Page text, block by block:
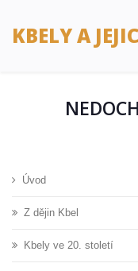
KBELY A
Úvod
Z dějin Kbel
Kbely ve 20. století